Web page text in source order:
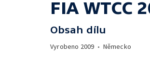
FIA WTCC
Obsah dílu
Vyrobeno 2009 • Německo